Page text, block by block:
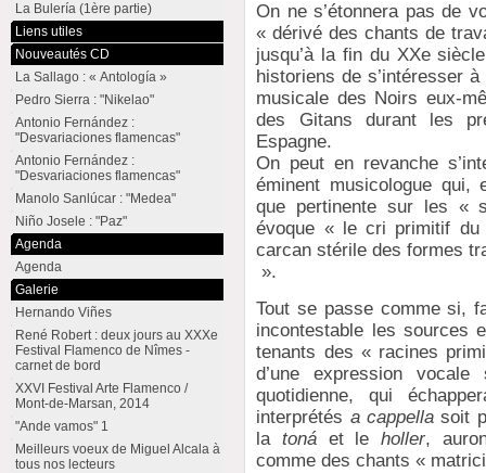
On ne s’étonnera pas de
« dérivé des chants de
jusqu’à la fin du XXe
historiens de s’intéresser
musicale des Noirs eux-
des Gitans durant les
Espagne.
On peut en revanche
éminent musicologue qui,
que pertinente sur les «
évoque « le cri primitif
carcan stérile des formes
».
Tout se passe comme si,
incontestable les sources
tenants des « racines
d’une expression vocale
quotidienne, qui
interprétés a cappella soit
latoná et le holler,
comme des chants «
La Bulería (1ère partie)
Liens utiles
Nouveautés CD
La Sallago : « Antología »
Pedro Sierra : "Nikelao"
Antonio Fernández :
"Desvariaciones flamencas"
Antonio Fernández :
"Desvariaciones flamencas"
Manolo Sanlúcar : "Medea"
Niño Josele : "Paz"
Agenda
Agenda
Galerie
Hernando Viñes
René Robert : deux jours au XXXe
Festival Flamenco de Nîmes -
carnet de bord
XXVI Festival Arte Flamenco /
Mont-de-Marsan, 2014
"Ande vamos" 1
Meilleurs voeux de Miguel Alcala à
tous nos lecteurs